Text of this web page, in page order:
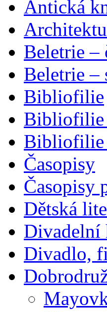
Antická
Beletrie –
Beletrie –
Bibliofilie
Bibliofilie
Bibliofilie
Časopisy
Časopisy
Dětská
Divadelní
Divadlo,